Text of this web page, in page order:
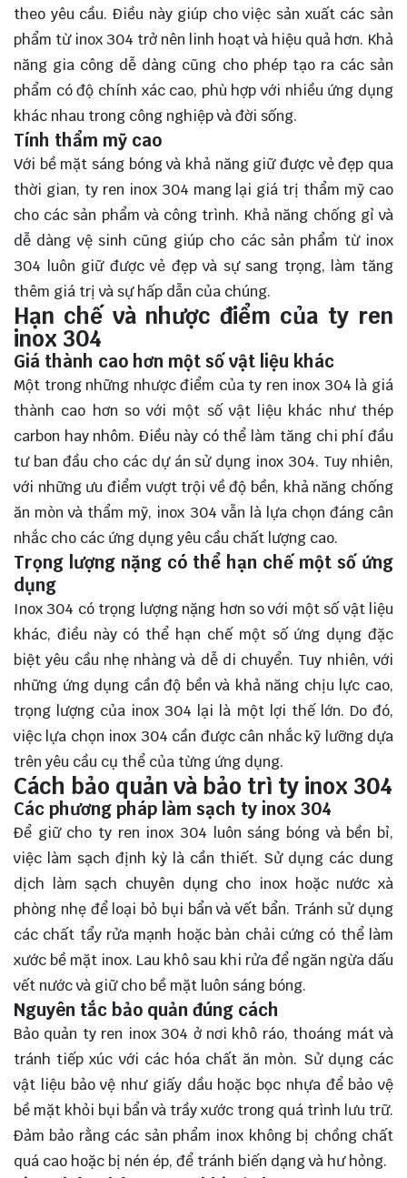
theo yêu cầu. Điều này giúp cho việc sản xuất các sản
phẩm từ inox 304 trở nên linh hoạt và hiệu quả hơn. Khả
năng gia công dễ dàng cũng cho phép tạo ra các sản
phẩm có độ chính xác cao, phù hợp với nhiều ứng dụng
khác nhau trong công nghiệp và đời sống.
Tính thẩm mỹ cao
Với bề mặt sáng bóng và khả năng giữ được vẻ đẹp qua
thời gian, ty ren inox 304 mang lại giá trị thẩm mỹ cao
cho các sản phẩm và công trình. Khả năng chống gỉ và
dễ dàng vệ sinh cũng giúp cho các sản phẩm từ inox
304 luôn giữ được vẻ đẹp và sự sang trọng, làm tăng
thêm giá trị và sự hấp dẫn của chúng.
Hạn chế và nhược điểm của ty ren
inox 304
Giá thành cao hơn một số vật liệu khác
Một trong những nhược điểm của ty ren inox 304 là giá
thành cao hơn so với một số vật liệu khác như thép
carbon hay nhôm. Điều này có thể làm tăng chi phí đầu
tư ban đầu cho các dự án sử dụng inox 304. Tuy nhiên,
với những ưu điểm vượt trội về độ bền, khả năng chống
ăn mòn và thẩm mỹ, inox 304 vẫn là lựa chọn đáng cân
nhắc cho các ứng dụng yêu cầu chất lượng cao.
Trọng lượng nặng có thể hạn chế một số ứng
dụng
Inox 304 có trọng lượng nặng hơn so với một số vật liệu
khác, điều này có thể hạn chế một số ứng dụng đặc
biệt yêu cầu nhẹ nhàng và dễ di chuyển. Tuy nhiên, với
những ứng dụng cần độ bền và khả năng chịu lực cao,
trọng lượng của inox 304 lại là một lợi thế lớn. Do đó,
việc lựa chọn inox 304 cần được cân nhắc kỹ lưỡng dựa
trên yêu cầu cụ thể của từng ứng dụng.
Cách bảo quản và bảo trì ty inox 304
Các phương pháp làm sạch ty inox 304
Để giữ cho ty ren inox 304 luôn sáng bóng và bền bỉ,
việc làm sạch định kỳ là cần thiết. Sử dụng các dung
dịch làm sạch chuyên dụng cho inox hoặc nước xà
phòng nhẹ để loại bỏ bụi bẩn và vết bẩn. Tránh sử dụng
các chất tẩy rửa mạnh hoặc bàn chải cứng có thể làm
xước bề mặt inox. Lau khô sau khi rửa để ngăn ngừa dấu
vết nước và giữ cho bề mặt luôn sáng bóng.
Nguyên tắc bảo quản đúng cách
Bảo quản ty ren inox 304 ở nơi khô ráo, thoáng mát và
tránh tiếp xúc với các hóa chất ăn mòn. Sử dụng các
vật liệu bảo vệ như giấy dầu hoặc bọc nhựa để bảo vệ
bề mặt khỏi bụi bẩn và trầy xước trong quá trình lưu trữ.
Đảm bảo rằng các sản phẩm inox không bị chồng chất
quá cao hoặc bị nén ép, để tránh biến dạng và hư hỏng.